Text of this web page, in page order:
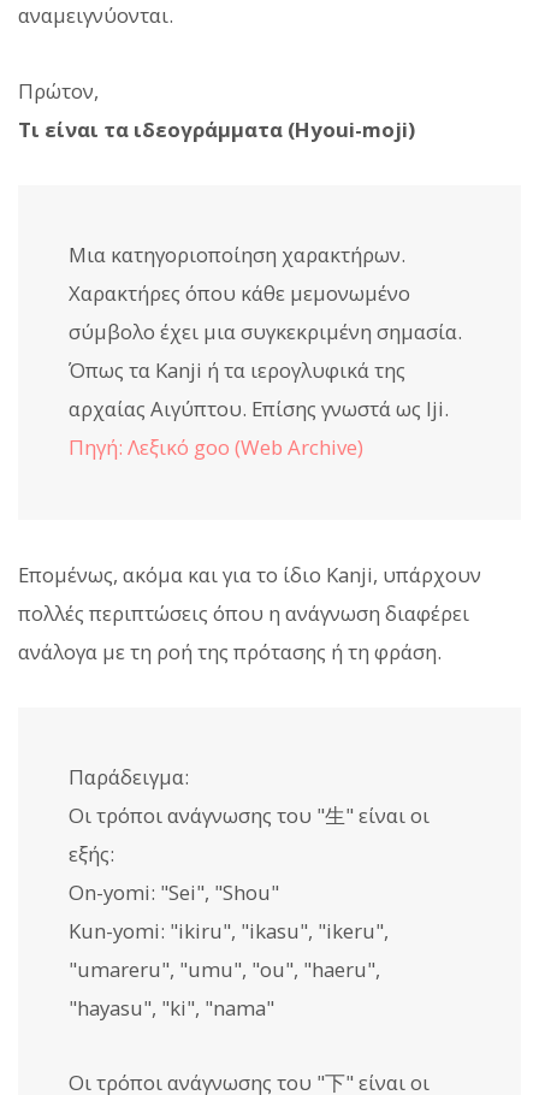
αναμειγνύονται.
Πρώτον,
Τι είναι τα ιδεογράμματα (Hyoui-moji)
Μια κατηγοριοποίηση χαρακτήρων.
Χαρακτήρες όπου κάθε μεμονωμένο
σύμβολο έχει μια συγκεκριμένη σημασία.
Όπως τα Kanji ή τα ιερογλυφικά της
αρχαίας Αιγύπτου. Επίσης γνωστά ως Iji.
Πηγή: Λεξικό goo (Web Archive)
Επομένως, ακόμα και για το ίδιο Kanji, υπάρχουν
πολλές περιπτώσεις όπου η ανάγνωση διαφέρει
ανάλογα με τη ροή της πρότασης ή τη φράση.
Παράδειγμα:
Οι τρόποι ανάγνωσης του "生" είναι οι
εξής:
On-yomi: "Sei", "Shou"
Kun-yomi: "ikiru", "ikasu", "ikeru",
"umareru", "umu", "ou", "haeru",
"hayasu", "ki", "nama"
Οι τρόποι ανάγνωσης του "下" είναι οι